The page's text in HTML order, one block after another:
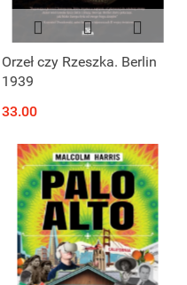
Orzeł czy Rzeszka. Berlin
1939
33.00